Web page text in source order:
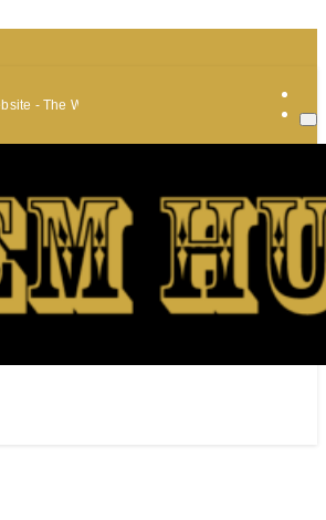
- The World of Minerals and Jewelry